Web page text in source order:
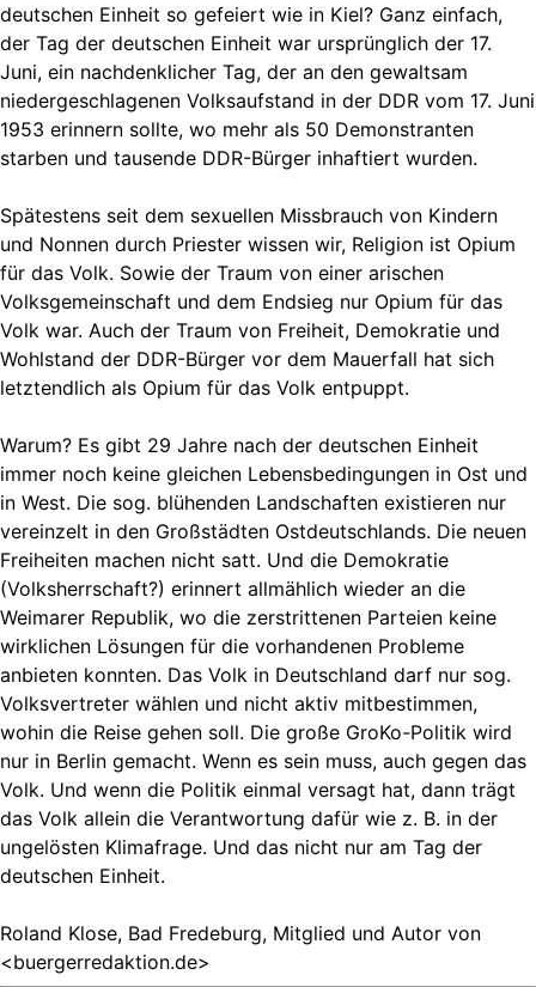
deutschen Einheit so gefeiert wie in Kiel? Ganz einfach,
der Tag der deutschen Einheit war ursprünglich der 17.
Juni, ein nachdenklicher Tag, der an den gewaltsam
niedergeschlagenen Volksaufstand in der DDR vom 17. Juni
1953 erinnern sollte, wo mehr als 50 Demonstranten
starben und tausende DDR-Bürger inhaftiert wurden.
Spätestens seit dem sexuellen Missbrauch von Kindern
und Nonnen durch Priester wissen wir, Religion ist Opium
für das Volk. Sowie der Traum von einer arischen
Volksgemeinschaft und dem Endsieg nur Opium für das
Volk war. Auch der Traum von Freiheit, Demokratie und
Wohlstand der DDR-Bürger vor dem Mauerfall hat sich
letztendlich als Opium für das Volk entpuppt.
Warum? Es gibt 29 Jahre nach der deutschen Einheit
immer noch keine gleichen Lebensbedingungen in Ost und
in West. Die sog. blühenden Landschaften existieren nur
vereinzelt in den Großstädten Ostdeutschlands. Die neuen
Freiheiten machen nicht satt. Und die Demokratie
(Volksherrschaft?) erinnert allmählich wieder an die
Weimarer Republik, wo die zerstrittenen Parteien keine
wirklichen Lösungen für die vorhandenen Probleme
anbieten konnten. Das Volk in Deutschland darf nur sog.
Volksvertreter wählen und nicht aktiv mitbestimmen,
wohin die Reise gehen soll. Die große GroKo-Politik wird
nur in Berlin gemacht. Wenn es sein muss, auch gegen das
Volk. Und wenn die Politik einmal versagt hat, dann trägt
das Volk allein die Verantwortung dafür wie z. B. in der
ungelösten Klimafrage. Und das nicht nur am Tag der
deutschen Einheit.
Roland Klose, Bad Fredeburg, Mitglied und Autor von
<buergerredaktion.de>